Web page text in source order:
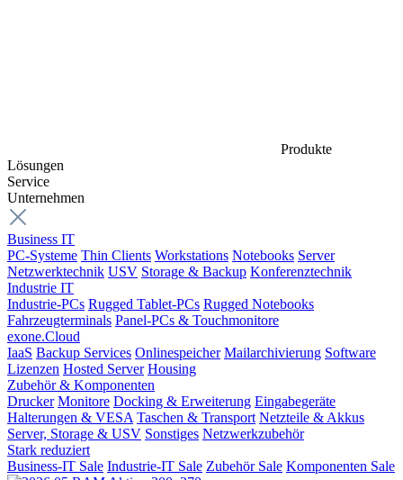
Produkte
Lösungen
Service
Unternehmen
Business IT
PC-Systeme Thin Clients Workstations Notebooks Server
Netzwerktechnik USV Storage & Backup Konferenztechnik
Industrie IT
Industrie-PCs Rugged Tablet-PCs Rugged Notebooks
Fahrzeugterminals Panel-PCs & Touchmonitore
exone.Cloud
IaaS Backup Services Onlinespeicher Mailarchivierung Software
Lizenzen Hosted Server Housing
Zubehör & Komponenten
Drucker Monitore Docking & Erweiterung Eingabegeräte
Halterungen & VESA Taschen & Transport Netzteile & Akkus
Server, Storage & USV Sonstiges Netzwerkzubehör
Stark reduziert
Business-IT Sale Industrie-IT Sale Zubehör Sale Komponenten Sale